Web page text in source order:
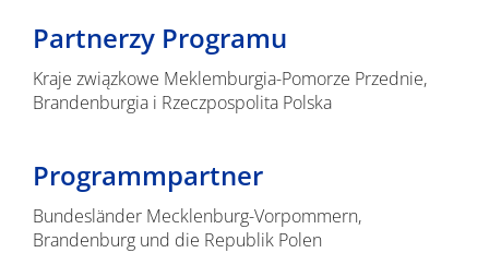
Partnerzy Programu
Kraje związkowe Meklemburgia-Pomorze Przednie,
Brandenburgia i Rzeczpospolita Polska
Programmpartner
Bundesländer Mecklenburg-Vorpommern,
Brandenburg und die Republik Polen